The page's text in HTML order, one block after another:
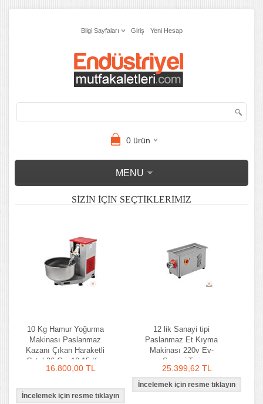
Bilgi Sayfaları Giriş Yeni Hesap
0ürün
MENU
SİZİN İÇİN SEÇTİKLERİMİZ
10 Kg Hamur Yoğurma
Makinası Paslanmaz
Kazanı Çıkan Haraketli
Çatal 36 Cm 10-15 Kg-
Ozay Makina
16.800,00 TL
12 lik Sanayi tipi
Paslanmaz Et Kıyma
Makinası 220v Ev-
Sanayi Tipi
25.399,62 TL